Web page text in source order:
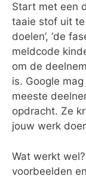
Start met een
taaie stof uit te
doelen’, ‘de
meldcode
om de
is. Google
meeste
opdracht. Ze
jouw werk
Wat werkt
voorbeelden